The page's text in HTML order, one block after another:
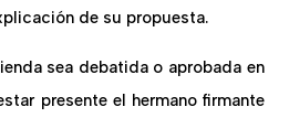
de su propuesta.
sea debatida o aprobada en
presente el hermano firmante